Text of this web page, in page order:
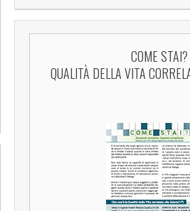
COME STAI?
QUALITÀ DELLA VITA